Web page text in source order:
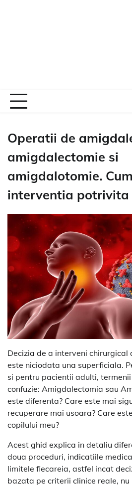
Operatii de
amigdalectomie si
amigdalotomie.
interventia potrivita
Decizia de a interveni chirurgical
este niciodata una superficiala.
si pentru pacientii adulti,
confuzie: Amigdalectomia sau
este diferenta? Care este mai
recuperare mai usoara? Care
copilului meu?
Acest ghid explica in detaliu
doua proceduri, indicatiile
limitele fiecareia, astfel incat
bazata pe criterii clinice reale,